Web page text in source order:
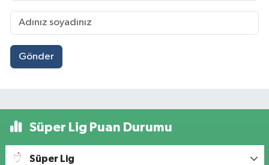
Gönder
Süper Lig Puan Durumu
Süper Lig